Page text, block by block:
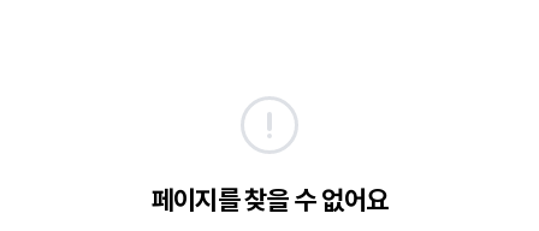
페이지를 찾을 수 없어요